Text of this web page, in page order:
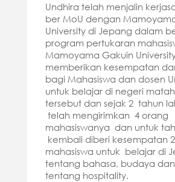
Undhira telah menjalin
ber MoU dengan
University di Jepang dalam
program pertukaran
Mamoyama Gakuin
memberikan kesempatan
bagi Mahasiswa dan dosen
untuk belajar di negeri
tersebut dan sejak 2 tahun
telah mengirimkan 4 orang
mahasiswanya dan untuk
kembali diberi kesempatan
mahasiswa untuk belajar di
tentang bahasa, budaya
tentang hospitality.